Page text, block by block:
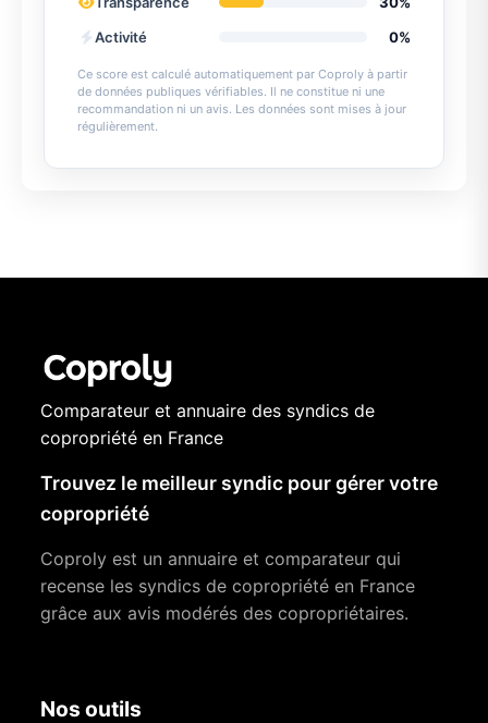
Activité
0%
Ce score est calculé automatiquement par Coproly à partir
de données publiques vérifiables. Il ne constitue ni une
recommandation ni un avis. Les données sont mises à jour
régulièrement.
Comparateur et annuaire des syndics de
copropriété en France
Trouvez le meilleur syndic pour gérer votre
copropriété
Coproly est un annuaire et comparateur qui
recense les syndics de copropriété en France
grâce aux avis modérés des copropriétaires.
Nos outils